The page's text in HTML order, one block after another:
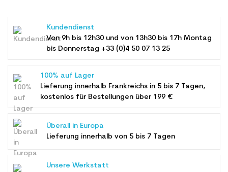
Kundendienst
Von 9h bis 12h30 und von 13h30 bis 17h Montag
bis Donnerstag +33 (0)4 50 07 13 25
100% auf Lager
Lieferung innerhalb Frankreichs in 5 bis 7 Tagen,
kostenlos für Bestellungen über 199 €
Überall in Europa
Lieferung innerhalb von 5 bis 7 Tagen
Unsere Werkstatt